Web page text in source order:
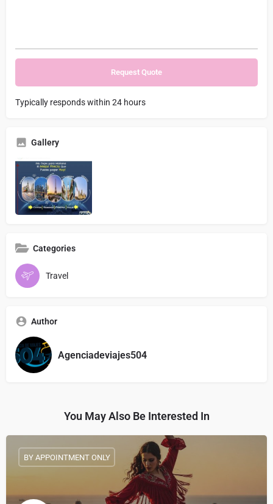
Typically responds within 24 hours
Gallery
Categories
Travel
Author
Agenciadeviajes504
You May Also Be Interested In
BY APPOINTMENT ONLY